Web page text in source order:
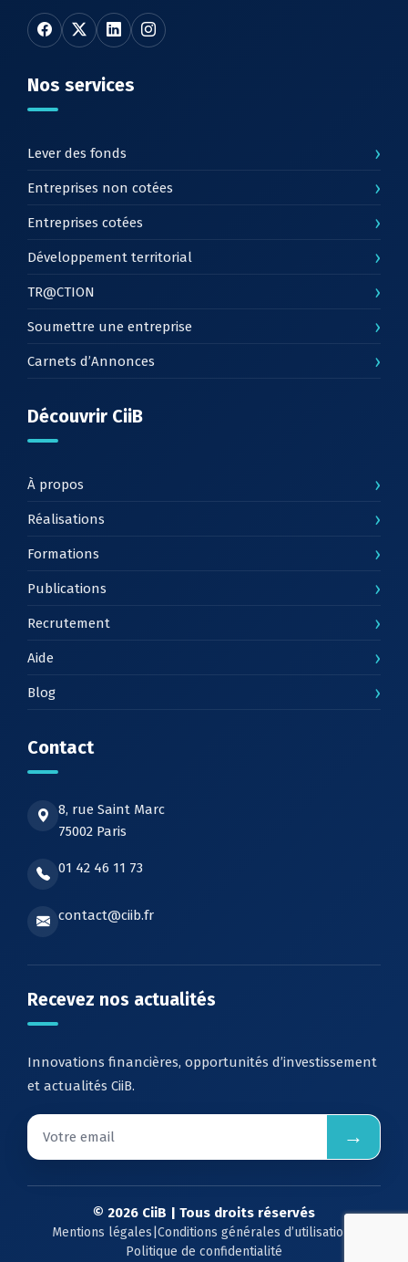
Nos services
Lever des fonds ›
Entreprises non cotées ›
Entreprises cotées ›
Développement territorial ›
TR@CTION ›
Soumettre une entreprise ›
Carnets d’Annonces ›
Découvrir CiiB
À propos ›
Réalisations ›
Formations ›
Publications ›
Recrutement ›
Aide ›
Blog ›
Contact
8, rue Saint Marc
75002 Paris
01 42 46 11 73
contact@ciib.fr
Recevez nos actualités
Innovations financières, opportunités d’investissement
et actualités CiiB.
→
© 2026 CiiB | Tous droits réservés
Mentions légales Conditions générales d’utilisation
Politique de confidentialité